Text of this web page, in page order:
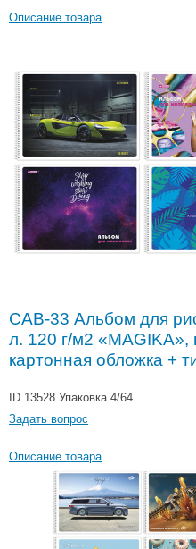
Описание товара
САВ-33 Альбом для
л. 120 г/м2 «MAGIKA»,
картонная обложка +
ID 13528 Упаковка 4/64
Задать вопрос
Описание товара